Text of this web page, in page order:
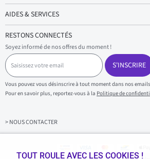
AIDES & SERVICES
RESTONS CONNECTÉS
Soyez informé de nos offres du moment !
S
a
i
s
i
s
z
v
S'INSCRIRE
Vous pouvez vous désinscrire à tout moment dans nos
Pour en savoir plus, reportez-vous à la Politique de
> NOUS CONTACTER
TOUT ROULE AVEC LES COOKIES !